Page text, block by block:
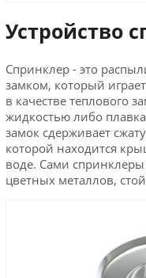
Устройство
Спринклер - это
замком, который
в качестве теплового
жидкостью либо
замок сдерживает
которой находится
воде. Сами спринклеры
цветных металлов,